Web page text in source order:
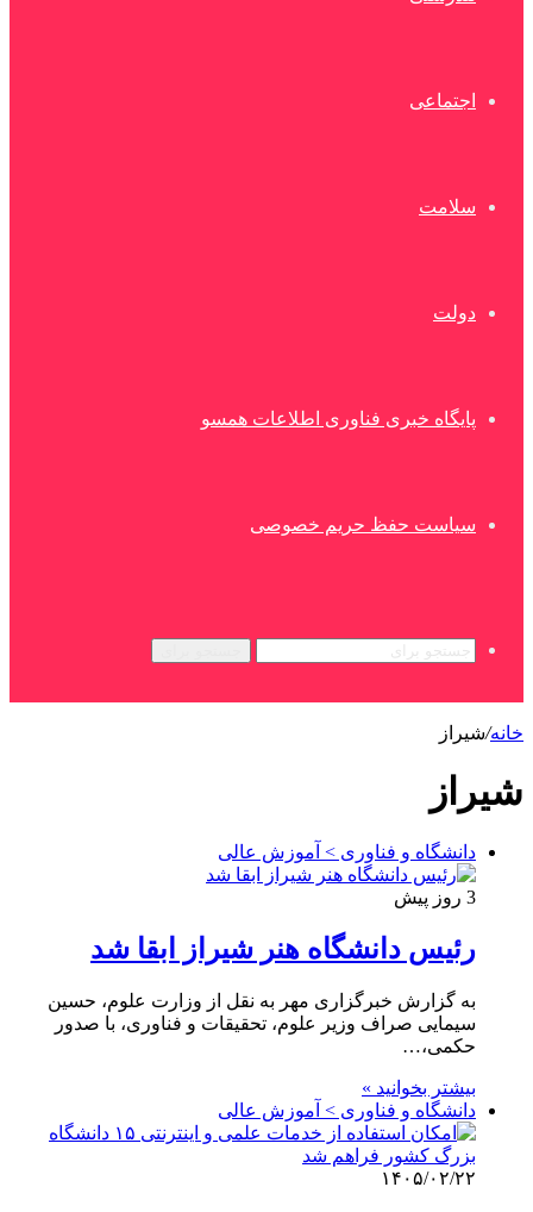
اجتماعی
سلامت
دولت
پایگاه خبری فناوری اطلاعات همسو
سیاست حفظ حریم خصوصی
خانه/شیراز
شیراز
دانشگاه و فناوری > آموزش عالی
3 روز پیش
رئیس دانشگاه هنر شیراز ابقا شد
به گزارش خبرگزاری مهر به نقل از وزارت علوم، حسین
سیمایی صراف وزیر علوم، تحقیقات و فناوری، با صدور
حکمی،…
بیشتر بخوانید »
دانشگاه و فناوری > آموزش عالی
۱۴۰۵/۰۲/۲۲